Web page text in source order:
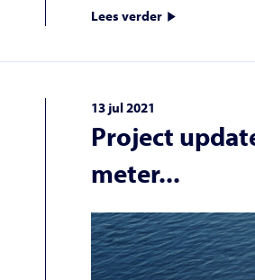
Lees verder
13 jul 2021
Project
meter...